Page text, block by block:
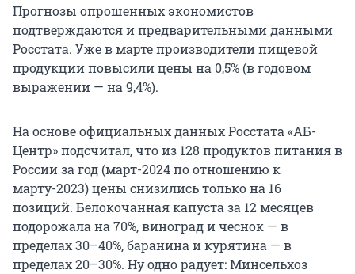
Прогнозы опрошенных экономистов
подтверждаются и предварительными данными
Росстата. Уже в марте производители пищевой
продукции повысили цены на 0,5% (в годовом
выражении — на 9,4%).
На основе официальных данных Росстата «АБ-
Центр» подсчитал, что из 128 продуктов питания в
России за год (март-2024 по отношению к
марту-2023) цены снизились только на 16
позиций. Белокочанная капуста за 12 месяцев
подорожала на 70%, виноград и чеснок — в
пределах 30–40%, баранина и курятина — в
пределах 20–30%. Ну одно радует: Минсельхоз